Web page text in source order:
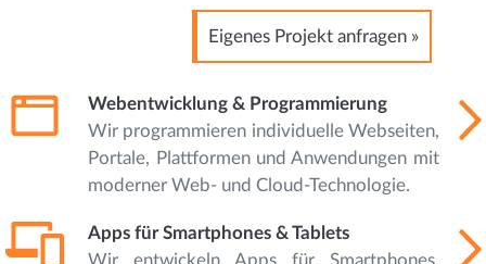
Eigenes Projekt anfragen »
Webentwicklung & Programmierung
Wir programmieren individuelle Webseiten,
Portale, Plattformen und Anwendungen mit
moderner Web- und Cloud-Technologie.
Apps für Smartphones & Tablets